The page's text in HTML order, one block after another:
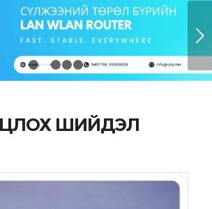
Next
1 2 3 4 5
ШИЙДЭЛ